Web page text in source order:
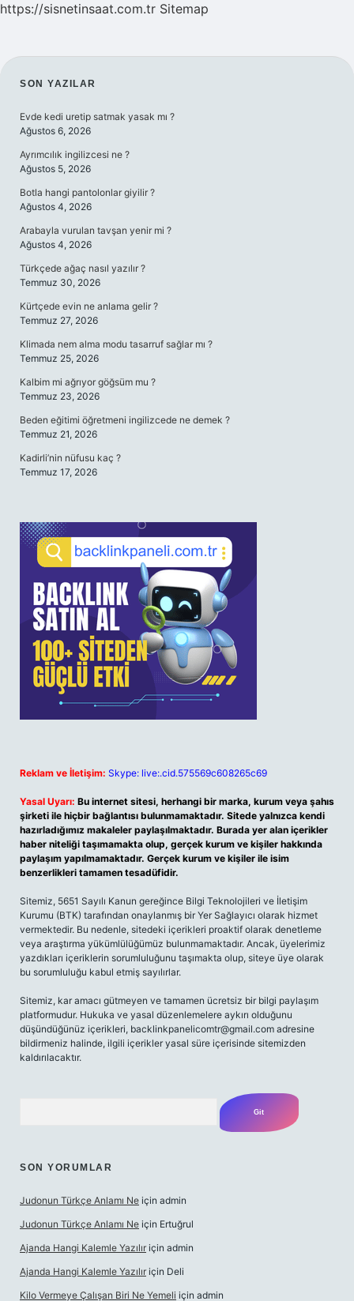
https://sisnetinsaat.com.tr Sitemap
SIDEBAR
SON YAZILAR
Evde kedi uretip satmak yasak mı ?
Ağustos 6, 2026
Ayrımcılık ingilizcesi ne ?
Ağustos 5, 2026
Botla hangi pantolonlar giyilir ?
Ağustos 4, 2026
Arabayla vurulan tavşan yenir mi ?
Ağustos 4, 2026
Türkçede ağaç nasıl yazılır ?
Temmuz 30, 2026
Kürtçede evin ne anlama gelir ?
Temmuz 27, 2026
Klimada nem alma modu tasarruf sağlar mı ?
Temmuz 25, 2026
Kalbim mi ağrıyor göğsüm mu ?
Temmuz 23, 2026
Beden eğitimi öğretmeni ingilizcede ne demek ?
Temmuz 21, 2026
Kadirli’nin nüfusu kaç ?
Temmuz 17, 2026
Reklam ve İletişim: Skype: live:.cid.575569c608265c69
Yasal Uyarı: Bu internet sitesi, herhangi bir marka, kurum veya şahıs
şirketi ile hiçbir bağlantısı bulunmamaktadır. Sitede yalnızca kendi
hazırladığımız makaleler paylaşılmaktadır. Burada yer alan içerikler
haber niteliği taşımamakta olup, gerçek kurum ve kişiler hakkında
paylaşım yapılmamaktadır. Gerçek kurum ve kişiler ile isim
benzerlikleri tamamen tesadüfidir.
Sitemiz, 5651 Sayılı Kanun gereğince Bilgi Teknolojileri ve İletişim
Kurumu (BTK) tarafından onaylanmış bir Yer Sağlayıcı olarak hizmet
vermektedir. Bu nedenle, sitedeki içerikleri proaktif olarak denetleme
veya araştırma yükümlülüğümüz bulunmamaktadır. Ancak, üyelerimiz
yazdıkları içeriklerin sorumluluğunu taşımakta olup, siteye üye olarak
bu sorumluluğu kabul etmiş sayılırlar.
Sitemiz, kar amacı gütmeyen ve tamamen ücretsiz bir bilgi paylaşım
platformudur. Hukuka ve yasal düzenlemelere aykırı olduğunu
düşündüğünüz içerikleri, backlinkpanelicomtr@gmail.com adresine
bildirmeniz halinde, ilgili içerikler yasal süre içerisinde sitemizden
kaldırılacaktır.
SON YORUMLAR
Judonun Türkçe Anlamı Ne için admin
Judonun Türkçe Anlamı Ne için Ertuğrul
Ajanda Hangi Kalemle Yazılır için admin
Ajanda Hangi Kalemle Yazılır için Deli
Kilo Vermeye Çalışan Biri Ne Yemeli için admin